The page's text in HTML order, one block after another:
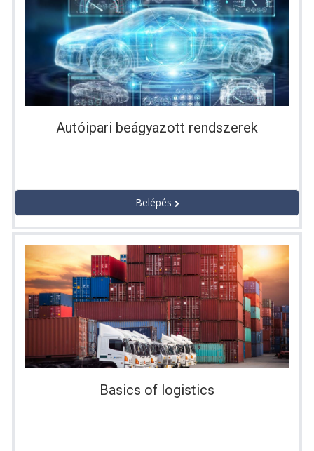
Autóipari beágyazott rendszerek
Belépés
Basics of logistics